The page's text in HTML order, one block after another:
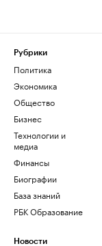
Рубрики
Политика
Экономика
Общество
Бизнес
Технологии и
медиа
Финансы
Биографии
База знаний
РБК Образование
Новости